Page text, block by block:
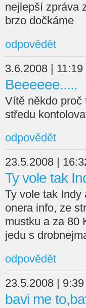
nejlepší zpráva
brzo dočkáme
odpovědět
3.6.2008 |
Beeeeee.....
Vítě někdo proč
středu
odpovědět
23.5.2008 |
Ty vole tak
Ty vole tak Indy
onera info, ze
mustku a za 80
jedu s
odpovědět
23.5.2008 |
bavi me